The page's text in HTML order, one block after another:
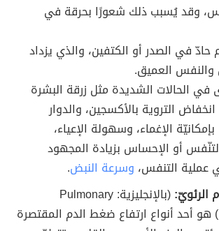
وقد يُسبب ذلك شعورًا بحرقة في
حادّ في الصدر أو الكتفين، والذي يزداد
العميق.
في الحالات الشديدة مثل زرقة البشرة
التروية بالأكسجين، والدوار
الإغماء، وسهولة الإعياء،
أو الإحساس بزيادة المجهود
عملية التنفس، وسرعة النبض.
(بالإنجليزية: Pulmonary
Hypertension) هو أحد أنواع ارتفاع ضغط الدم المقتصرة